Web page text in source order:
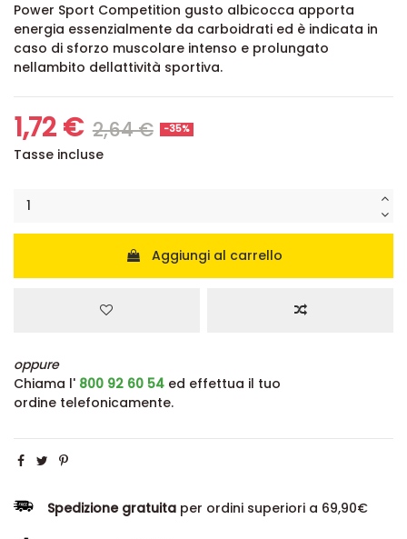
Power Sport Competition gusto albicocca apporta
energia essenzialmente da carboidrati ed è indicata in
caso di sforzo muscolare intenso e prolungato
nellambito dellattività sportiva.
1,72 € 2,64 € -35%
Tasse incluse
Aggiungi al carrello
oppure
Chiama l' 800 92 60 54 ed effettua il tuo
ordine telefonicamente.
Spedizione gratuita per ordini superiori a 69,90€